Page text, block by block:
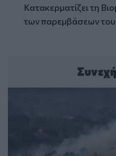
Κατακερματίζει τη
των παρεμβάσεων